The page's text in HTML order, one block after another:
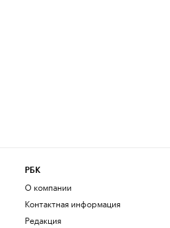
РБК
О компании
Контактная информация
Редакция